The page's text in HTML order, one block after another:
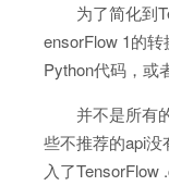
为了简化到
ensorFlow 1的
Python代码，或
并不是所有
些不推荐的api没
入了